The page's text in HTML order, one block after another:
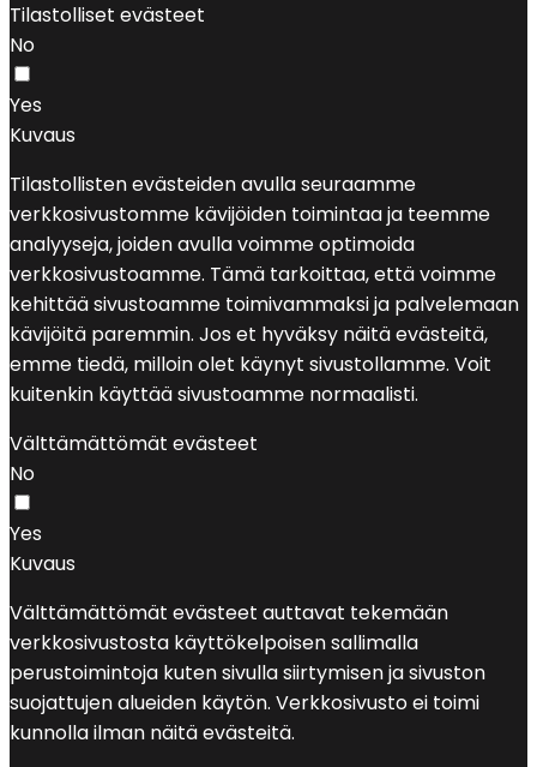
Tilastolliset evästeet
No
Yes
Kuvaus
Tilastollisten evästeiden avulla seuraamme
verkkosivustomme kävijöiden toimintaa ja teemme
analyyseja, joiden avulla voimme optimoida
verkkosivustoamme. Tämä tarkoittaa, että voimme
kehittää sivustoamme toimivammaksi ja palvelemaan
kävijöitä paremmin. Jos et hyväksy näitä evästeitä,
emme tiedä, milloin olet käynyt sivustollamme. Voit
kuitenkin käyttää sivustoamme normaalisti.
Välttämättömät evästeet
No
Yes
Kuvaus
Välttämättömät evästeet auttavat tekemään
verkkosivustosta käyttökelpoisen sallimalla
perustoimintoja kuten sivulla siirtymisen ja sivuston
suojattujen alueiden käytön. Verkkosivusto ei toimi
kunnolla ilman näitä evästeitä.